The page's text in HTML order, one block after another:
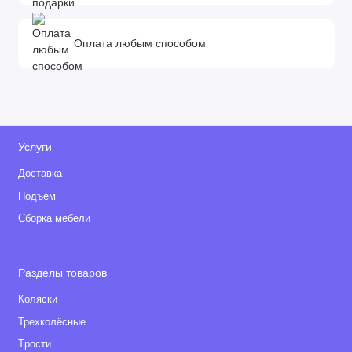
и маневренность
• Передние колеса легко фиксируются как во внутрь, так и
наружу
регулировку в 5-ти фиксируемых положениях
необходимое для вас и ребенка на прогулке.
Оплата любым способом
Услуги
Доставка
Подъем
Сборка мебели
Разделы товаров
Коляски
Трехколёсные
Tрости